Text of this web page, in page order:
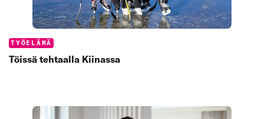
Categories:
TYÖELÄMÄ
Töissä tehtaalla Kiinassa